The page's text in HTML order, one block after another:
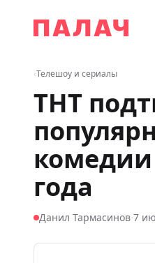
Палач
‹Телешоу и сериалы
ТНТ
комедии
года
Данил Тармасинов·7